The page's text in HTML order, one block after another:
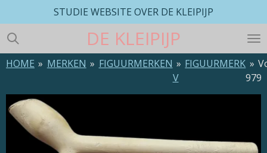
direct
naar
de
hoofdinhoud
DE KLEIPIJP
STUDIE WEBSITE OVER DE KLEIPIJP
HOME » MERKEN » FIGUURMERKEN » FIGUURMERK
V
»
979